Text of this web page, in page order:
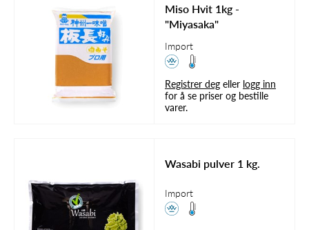
Miso Hvit 1kg -
"Miyasaka"
Import
Registrer deg eller logg inn
for å se priser og bestille
varer.
Wasabi pulver 1 kg.
Import